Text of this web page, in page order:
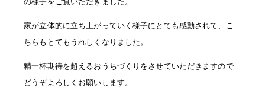
家が立体的に立ち上がっていく様子にとても感動されて、こ
ちらもとてもうれしくなりました。
精一杯期待を超えるおうちづくりをさせていただきますので
どうぞよろしくお願いします。